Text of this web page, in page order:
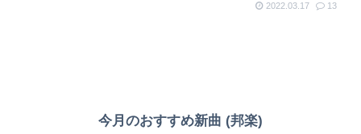
2022.03.17 13
今月のおすすめ新曲 (邦楽)